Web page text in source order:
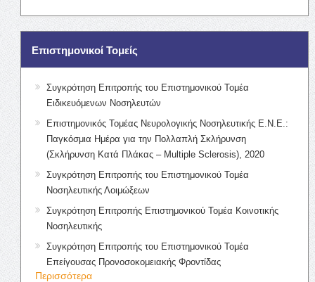
Επιστημονικοί Τομείς
Συγκρότηση Επιτροπής του Επιστημονικού Τομέα
Ειδικευόμενων Νοσηλευτών
Επιστημονικός Τομέας Νευρολογικής Νοσηλευτικής Ε.Ν.Ε.:
Παγκόσμια Ημέρα για την Πολλαπλή Σκλήρυνση
(Σκλήρυνση Κατά Πλάκας – Multiple Sclerosis), 2020
Συγκρότηση Επιτροπής του Επιστημονικού Τομέα
Νοσηλευτικής Λοιμώξεων
Συγκρότηση Επιτροπής Επιστημονικού Τομέα Κοινοτικής
Νοσηλευτικής
Συγκρότηση Επιτροπής του Επιστημονικού Τομέα
Επείγουσας Προνοσοκομειακής Φροντίδας
Περισσότερα